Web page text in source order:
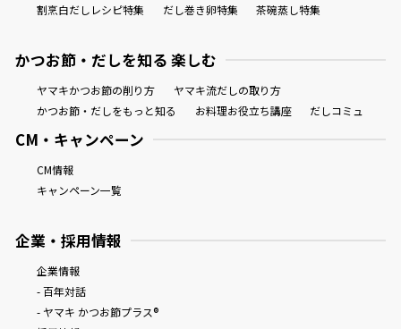
割烹白だしレシピ特集 だし巻き卵特集 茶碗蒸し特集
かつお節・だしを知る 楽しむ
ヤマキかつお節の削り方
ヤマキ流だしの取り方
かつお節・だしをもっと知る
お料理お役立ち講座 だしコミュ
CM・キャンペーン
CM情報
キャンペーン一覧
企業・採用情報
企業情報
- 百年対話
- ヤマキ かつお節プラス®